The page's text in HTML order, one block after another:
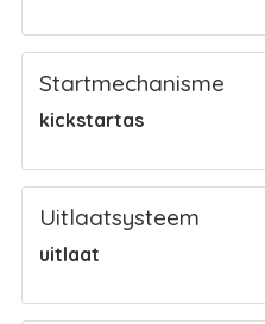
Startmechanisme
kickstartas
Uitlaatsysteem
uitlaat